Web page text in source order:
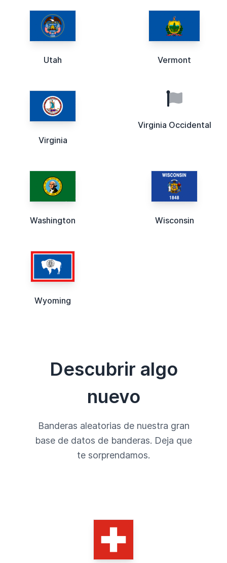
Utah Vermont
Virginia
Virginia Occidental
Washington Wisconsin
Wyoming
Descubrir algo
nuevo
Banderas aleatorias de nuestra gran
base de datos de banderas. Deja que
te sorprendamos.